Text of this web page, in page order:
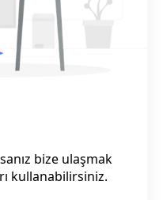
bize ulaşmak
kullanabilirsiniz.